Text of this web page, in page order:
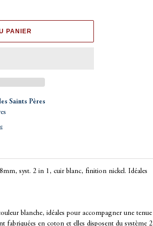
PANIER
Saints Pères
syst. 2 in 1, cuir blanc, finition nickel. Idéales
blanche, idéales pour accompagner une tenue
fabriquées en coton et elles disposent du système 2